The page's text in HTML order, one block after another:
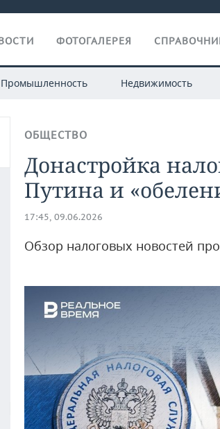
ФОТОГАЛЕРЕЯ
Промышленность Недвижимость
ОБЩЕСТВО
Донастройка
Путина и
17:45, 09.06.2026
Обзор налоговых новостей